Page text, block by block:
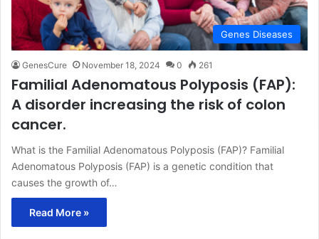
Genes Diseases
GenesCure November 18, 2024 0 261
Familial Adenomatous Polyposis (FAP):
A disorder increasing the risk of colon
cancer.
What is the Familial Adenomatous Polyposis (FAP)? Familial
Adenomatous Polyposis (FAP) is a genetic condition that
causes the growth of…
Read More »